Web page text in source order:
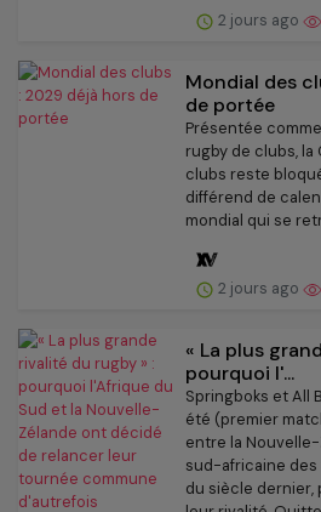
2 jours ago
Mondial des
de portée
Présentée
rugby de clubs,
clubs reste
différend de
mondial qui se
2 jours ago
« La plus
pourquoi l'...
Springboks et All
été (premier
entre la
sud-africaine
du siècle dernier,